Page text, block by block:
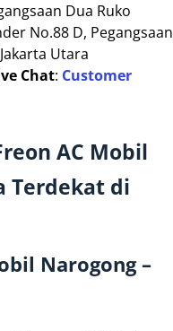
Dua Ruko
No.88 D, Pegangsaan
Utara
Chat: Customer
AC Mobil
Terdekat di
Narogong –